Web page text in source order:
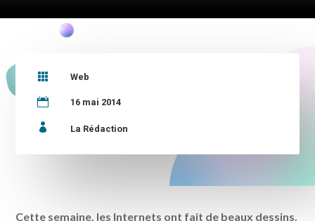
 Web
 16 mai 2014
 La Rédaction
Cette semaine, les Internets ont fait de beaux dessins.